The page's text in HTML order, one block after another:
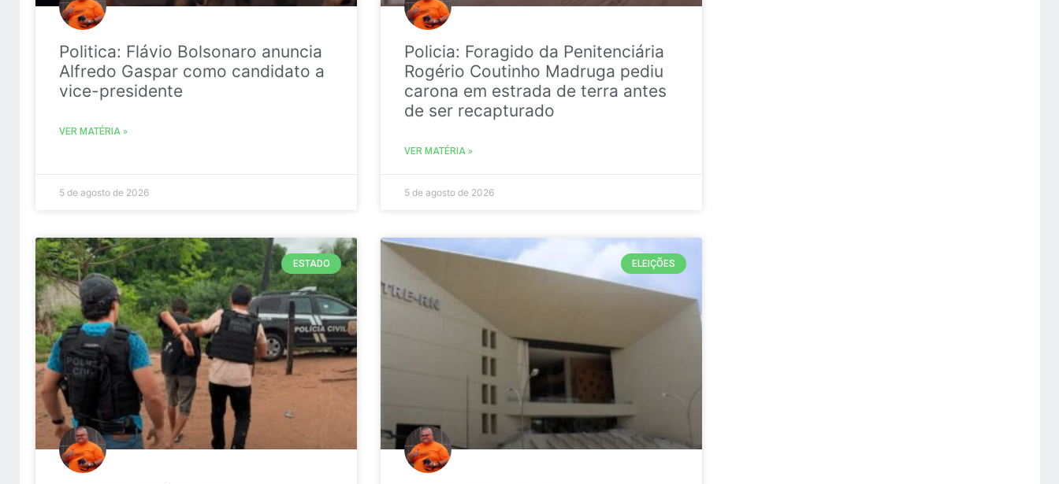
Politica: Flávio Bolsonaro anuncia
Alfredo Gaspar como candidato a
vice-presidente
VER MATÉRIA »
5 de agosto de 2026
Policia: Foragido da Penitenciária
Rogério Coutinho Madruga pediu
carona em estrada de terra antes
de ser recapturado
VER MATÉRIA »
5 de agosto de 2026
ESTADO ELEIÇÕES